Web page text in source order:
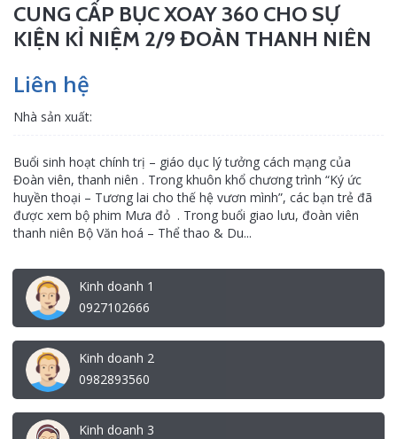
CUNG CẤP BỤC XOAY 360 CHO SỰ
KIỆN KỈ NIỆM 2/9 ĐOÀN THANH NIÊN
Liên hệ
Nhà sản xuất:
Buổi sinh hoạt chính trị – giáo dục lý tưởng cách mạng của
Đoàn viên, thanh niên . Trong khuôn khổ chương trình “Ký ức
huyền thoại – Tương lai cho thế hệ vươn mình”, các bạn trẻ đã
được xem bộ phim Mưa đỏ . Trong buổi giao lưu, đoàn viên
thanh niên Bộ Văn hoá – Thể thao & Du...
Kinh doanh 1
0927102666
Kinh doanh 2
0982893560
Kinh doanh 3